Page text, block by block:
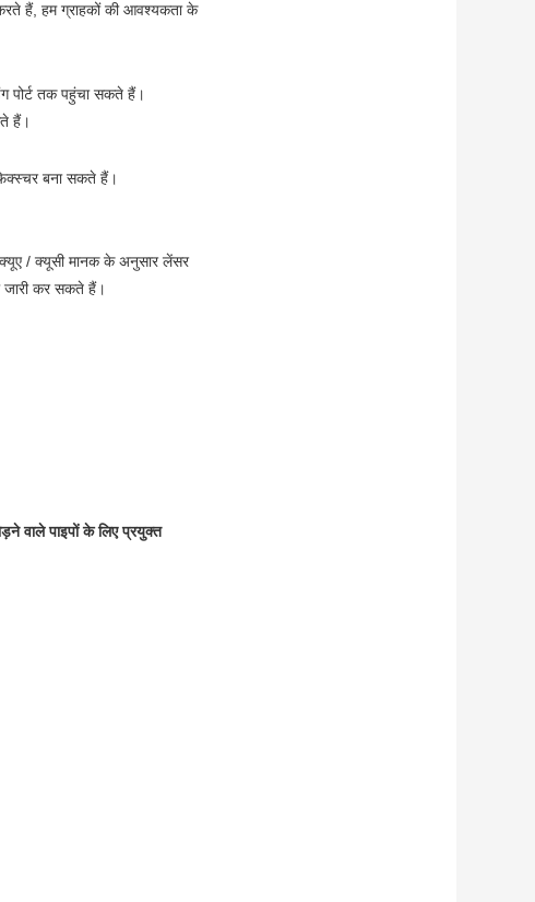
हैं, हम ग्राहकों की आवश्यकता के
पोर्ट तक पहुंचा सकते हैं।
हैं।
बना सकते हैं।
क्यूए / क्यूसी मानक के अनुसार लेंसर
जारी कर सकते हैं।
वाले पाइपों के लिए प्रयुक्त